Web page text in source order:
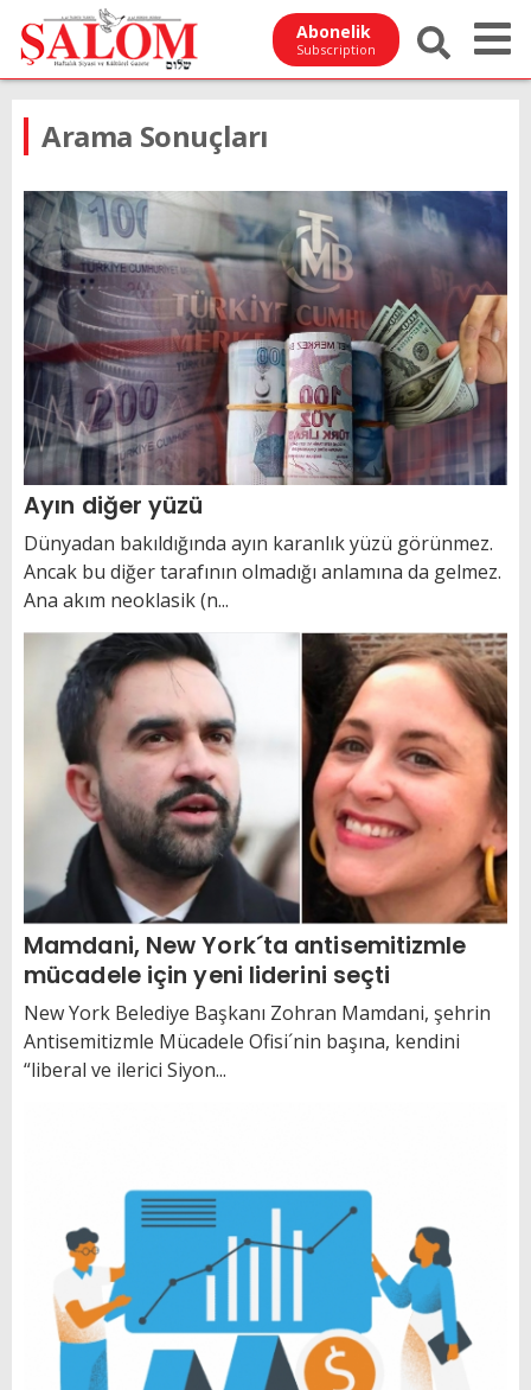
Abonelik
Subscription
Arama Sonuçları
Ayın diğer yüzü
Dünyadan bakıldığında ayın karanlık yüzü görünmez.
Ancak bu diğer tarafının olmadığı anlamına da gelmez.
Ana akım neoklasik (n...
Mamdani, New York´ta antisemitizmle
mücadele için yeni liderini seçti
New York Belediye Başkanı Zohran Mamdani, şehrin
Antisemitizmle Mücadele Ofisi´nin başına, kendini
“liberal ve ilerici Siyon...